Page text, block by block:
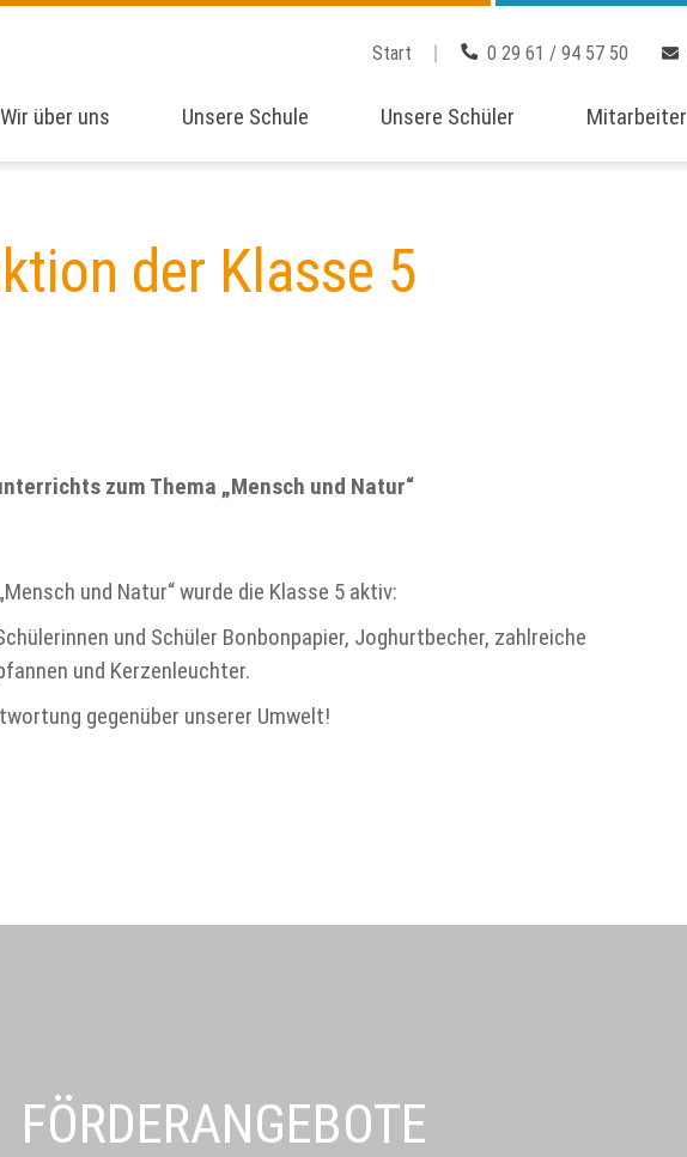
Start 0 29 61 / 94 57 50
Wir über uns Unsere Schule Unsere Schüler Mitarbeiter
der Klasse 5
zum Thema „Mensch und Natur“
und Natur“ wurde die Klasse 5 aktiv:
und Schüler Bonbonpapier, Joghurtbecher, zahlreiche
und Kerzenleuchter.
gegenüber unserer Umwelt!
FÖRDERANGEBOTE